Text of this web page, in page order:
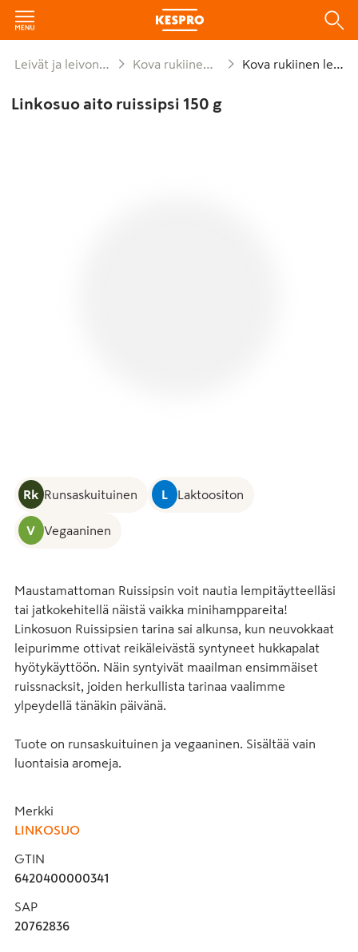
Leivät ja leivonnaiset Kova rukiinen leipä Kova rukiinen leipä
Linkosuo aito ruissipsi 150 g
Rk Runsaskuituinen L Laktoositon
V Vegaaninen
Maustamattoman Ruissipsin voit nautia lempitäytteelläsi
tai jatkokehitellä näistä vaikka minihamppareita!
Linkosuon Ruissipsien tarina sai alkunsa, kun neuvokkaat
leipurimme ottivat reikäleivästä syntyneet hukkapalat
hyötykäyttöön. Näin syntyivät maailman ensimmäiset
ruissnacksit, joiden herkullista tarinaa vaalimme
ylpeydellä tänäkin päivänä.
Tuote on runsaskuituinen ja vegaaninen. Sisältää vain
luontaisia aromeja.
Merkki
LINKOSUO
GTIN
6420400000341
SAP
20762836